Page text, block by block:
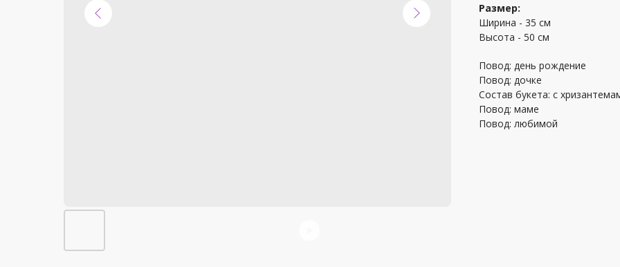
Размер:
Ширина - 35 см
Высота - 50 см
Повод: день рождение
Повод: дочке
Состав букета: с
Повод: маме
Повод: любимой